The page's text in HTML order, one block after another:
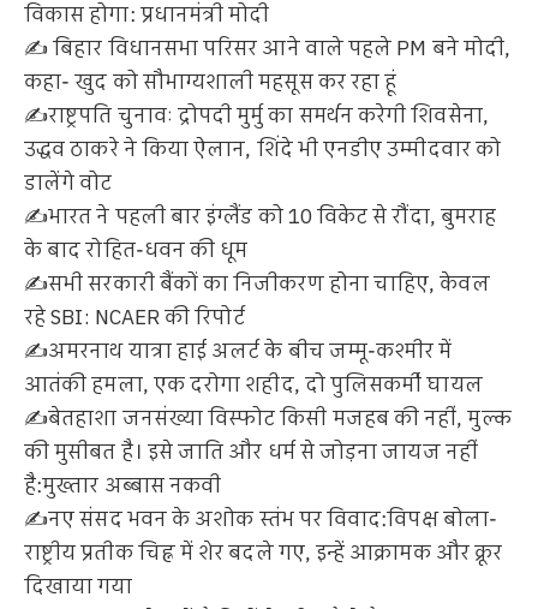
विकास होगा: प्रधानमंत्री मोदी
✍️ बिहार विधानसभा परिसर आने वाले पहले PM बने मोदी,
कहा- खुद को सौभाग्यशाली महसूस कर रहा हूं
✍️राष्ट्रपति चुनावः द्रोपदी मुर्मु का समर्थन करेगी शिवसेना,
उद्धव ठाकरे ने किया ऐलान, शिंदे भी एनडीए उम्मीदवार को
डालेंगे वोट
✍️भारत ने पहली बार इंग्लैंड को 10 विकेट से रौंदा, बुमराह
के बाद रोहित-धवन की धूम
✍️सभी सरकारी बैंकों का निजीकरण होना चाहिए, केवल
रहे SBI: NCAER की रिपोर्ट
✍️अमरनाथ यात्रा हाई अलर्ट के बीच जम्मू-कश्मीर में
आतंकी हमला, एक दरोगा शहीद, दो पुलिसकर्मी घायल
✍️बेतहाशा जनसंख्या विस्फोट किसी मजहब की नहीं, मुल्क
की मुसीबत है। इसे जाति और धर्म से जोड़ना जायज नहीं
है:मुख्‍तार अब्‍बास नकवी
✍️नए संसद भवन के अशोक स्तंभ पर विवाद:विपक्ष बोला-
राष्ट्रीय प्रतीक चिह्न में शेर बदले गए, इन्हें आक्रामक और क्रूर
दिखाया गया